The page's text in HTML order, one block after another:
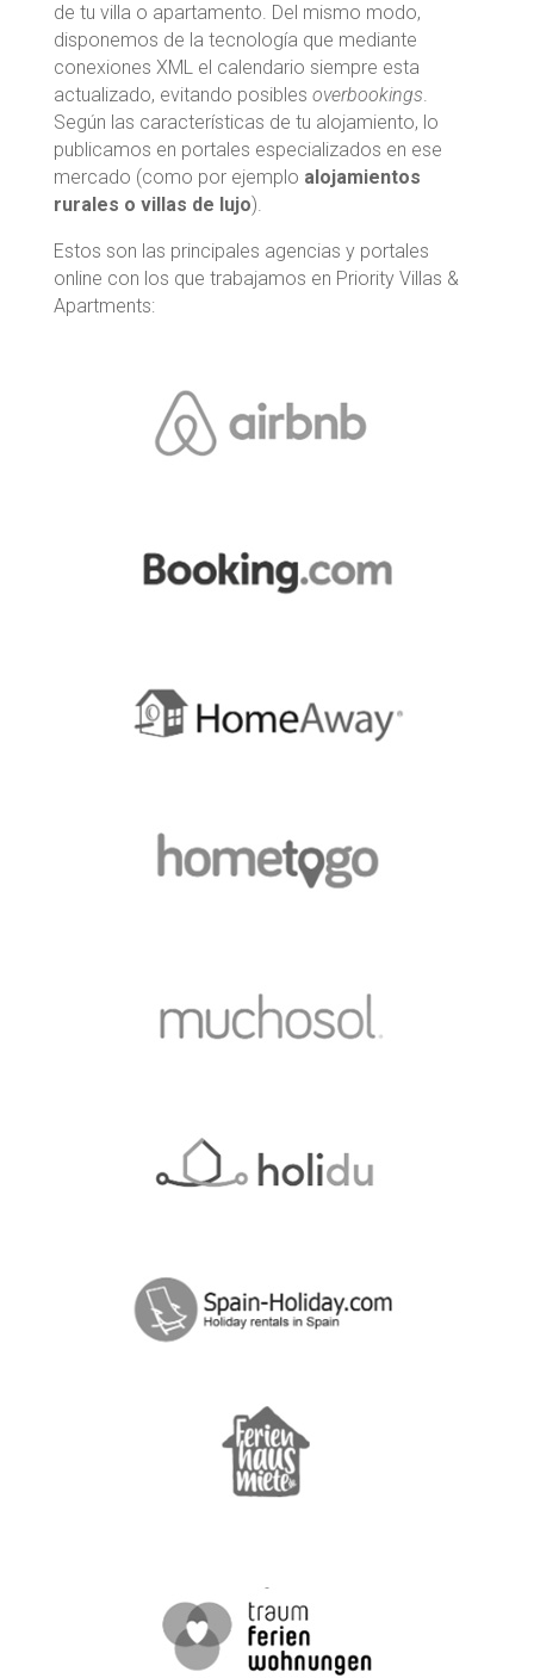
de tu villa o apartamento. Del mismo modo,
disponemos de la tecnología que mediante
conexiones XML el calendario siempre esta
actualizado, evitando posibles overbookings.
Según las características de tu alojamiento, lo
publicamos en portales especializados en ese
mercado (como por ejemplo alojamientos
rurales o villas de lujo).
Estos son las principales agencias y portales
online con los que trabajamos en Priority Villas &
Apartments: